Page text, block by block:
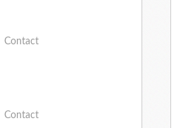
Contact
Contact